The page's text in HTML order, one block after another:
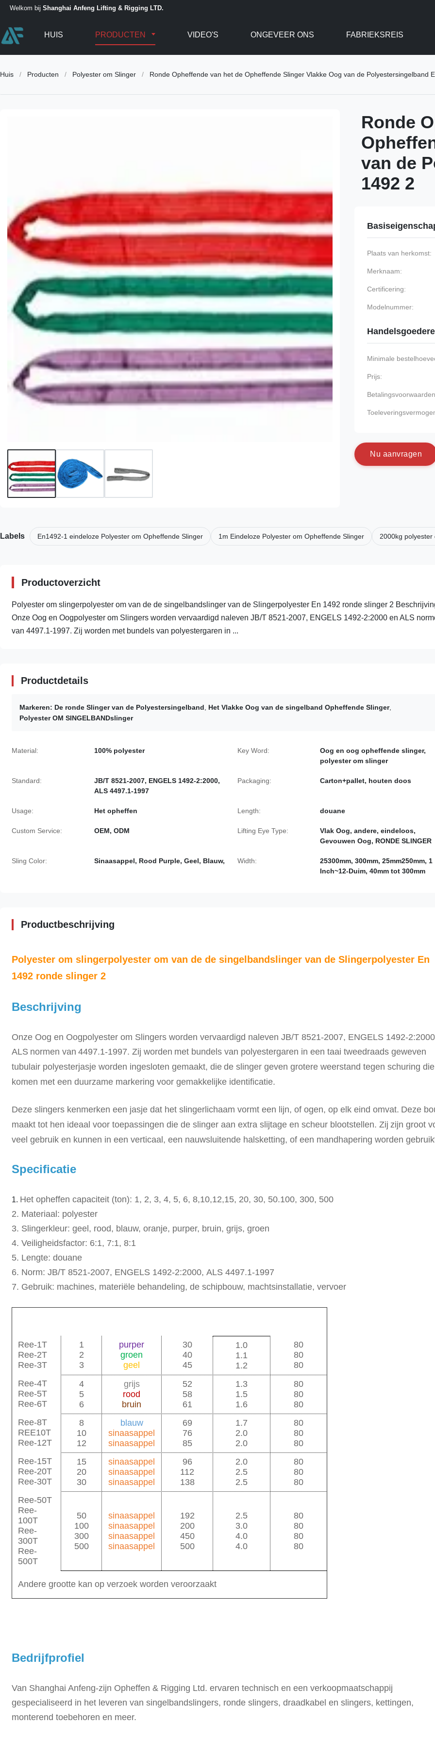
Welkom bij Shanghai Anfeng Lifting & Rigging LTD.
HUIS PRODUCTEN VIDEO'S ONGEVEER ONS FABRIEKSREIS
Huis / Producten / Polyester om Slinger / Ronde Opheffende van het de Opheffende Slinger Vlakke Oog van de Polyestersingelband
Ronde
van de
1492 2
Plaats van herkomst:
Merknaam:
Certificering:
Modelnummer:
Minimale
Prijs:
N u aanvragen
Labels En1492-1 eindeloze Polyester om Opheffende Slinger 1m Eindeloze Polyester om Opheffende Slinger 2000kg
Productoverzicht
Polyester om slingerpolyester om van de de singelbandslinger van de Slingerpolyester En 1492 ronde slinger 2
Onze Oog en Oogpolyester om Slingers worden vervaardigd naleven JB/T 8521-2007, ENGELS 1492-2:2000 en ALS
van 4497.1-1997. Zij worden met bundels van polyestergaren in ...
Productdetails
Markeren: De ronde Slinger van de Polyestersingelband Het Vlakke Oog van de singelband Opheffende Slinger,
Polyester OM SINGELBANDslinger
Material: 100% polyester Key Word:
Oog en oog opheffende slinger,
polyester om slinger
Standard:
JB/T 8521-2007, ENGELS 1492-2:2000,
ALS 4497.1-1997
Packaging: Carton+pallet, houten doos
Usage: Het opheffen Length: douane
Custom Service: OEM, ODM Lifting Eye Type:
Vlak Oog, andere, eindeloos,
Gevouwen Oog, RONDE SLINGER
Sling Color: Sinaasappel, Rood Purple, Geel, Blauw, Width:
25300mm, 300mm, 25mm250mm, 1
Inch~12-Duim, 40mm tot 300mm
Productbeschrijving
Polyester om slingerpolyester om van de de singelbandslinger van de Slingerpolyester En
1492 ronde slinger 2
Beschrijving
Onze Oog en Oogpolyester om Slingers worden vervaardigd naleven JB/T 8521-2007, ENGELS 1492-
ALS normen van 4497.1-1997. Zij worden met bundels van polyestergaren in een taai tweedraads geweven
tubulair polyesterjasje worden ingesloten gemaakt, die de slinger geven grotere weerstand tegen schuring
komen met een duurzame markering voor gemakkelijke identificatie.
Deze slingers kenmerken een jasje dat het slingerlichaam vormt een lijn, of ogen, op elk eind omvat. Deze
maakt tot hen ideaal voor toepassingen die de slinger aan extra slijtage en scheur blootstellen. Zij zijn groot
veel gebruik en kunnen in een verticaal, een nauwsluitende halsketting, of een mandhapering worden
Specificatie
1. Het opheffen capaciteit (ton): 1, 2, 3, 4, 5, 6, 8,10,12,15, 20, 30, 50.100, 300, 500
2. Materiaal: polyester
3. Slingerkleur: geel, rood, blauw, oranje, purper, bruin, grijs, groen
4. Veiligheidsfactor: 6:1, 7:1, 8:1
5. Lengte: douane
6. Norm: JB/T 8521-2007, ENGELS 1492-2:2000, ALS 4497.1-1997
7. Gebruik: machines, materiële behandeling, de schipbouw, machtsinstallatie, vervoer
Ree-1T
Ree-2T
Ree-3T
1
2
3
purper
groen
geel
30
40
45
1.0
1.1
1.2
80
80
80
Ree-4T
Ree-5T
Ree-6T
4
5
6
grijs
rood
bruin
52
58
61
1.3
1.5
1.6
80
80
80
Ree-8T
REE10T
Ree-12T
8
10
12
blauw
sinaasappel
sinaasappel
69
76
85
1.7
2.0
2.0
80
80
80
Ree-15T
Ree-20T
Ree-30T
15
20
30
sinaasappel
sinaasappel
sinaasappel
96
112
138
2.0
2.5
2.5
80
80
80
Ree-50T
Ree-
100T
Ree-
300T
Ree-
500T
50
100
300
500
sinaasappel
sinaasappel
sinaasappel
sinaasappel
192
200
450
500
2.5
3.0
4.0
4.0
80
80
80
80
Andere grootte kan op verzoek worden veroorzaakt
Bedrijfprofiel
Van Shanghai Anfeng-zijn Opheffen & Rigging Ltd. ervaren technisch en een verkoopmaatschappij
gespecialiseerd in het leveren van singelbandslingers, ronde slingers, draadkabel en slingers, kettingen,
monterend toebehoren en meer.